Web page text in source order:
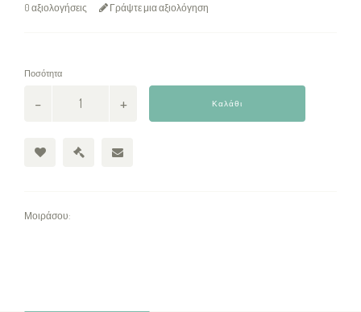
0 αξιολογήσεις Γράψτε μια αξιολόγηση
Ποσότητα
Καλάθι
Μοιράσου: